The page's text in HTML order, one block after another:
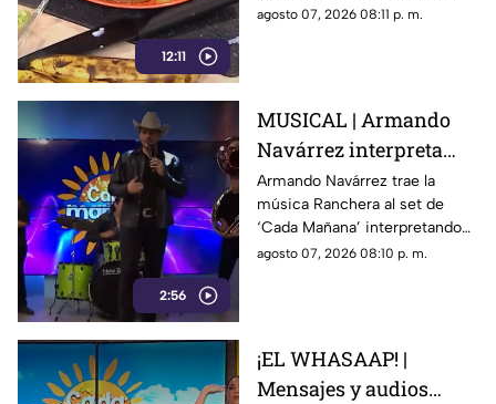
12:11
agosto 07, 2026 08:11 p. m.
2:56
MUSICAL | Armando
Navárrez interpreta
'Corazón en modo
Avión' EN VIVO
Armando Navárrez trae la
música Ranchera al set de
‘Cada Mañana’ interpretando
su canción ‘Corazón en modo
agosto 07, 2026 08:10 p. m.
¡EL WHASAAP! |
Mensajes y audios